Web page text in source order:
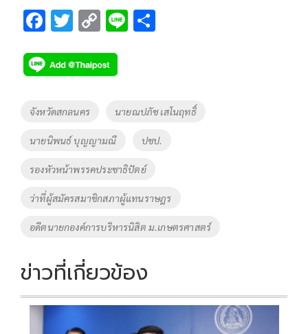
F
e
b
o
o
k
T
tt
er
C
p
y
Li
n
k
Li
Tags
จังหวัดสกลนคร นายณปภัช เสโนฤทธิ์
นายนิพนธ์ บุญญามณี ปชป.
รองหัวหน้าพรรคประชาธิปัตย์
ว่าที่ผู้สมัครสมาชิกสภาผู้แทนราษฎร
อดีตนายกองค์การบริหารนิสิต ม.เกษตรศาสตร์
ข่าวที่เกี่ยวข้อง